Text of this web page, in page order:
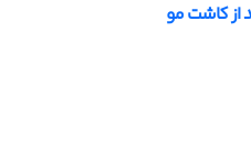
از کاشت مو